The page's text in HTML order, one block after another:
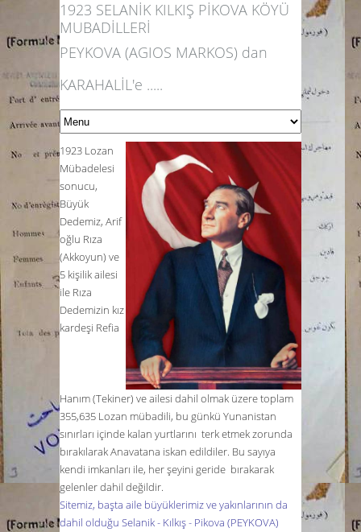
1923 SELANİK KILKIŞ PİKOVA KÖYÜ
MUBADİLLERİ
PEYKOVA (AGIOS MARKOS) dan
KARAHALİL'e .....
1923 Lozan
Mübadelesi
sonucu,
Büyük
Dedemiz, Arif
oğlu Rıza
(Akkoyun) ve
5 kişilik ailesi
ile Rıza
Dedemizin kız
kardeşi Refia
Hanım(Tekiner) ve ailesi dahil olmak üzere toplam
355,635 Lozan mübadili, bu günkü Yunanistan
sınırları içinde kalan yurtlarını terk etmek zorunda
bırakılarak Anavatana iskan edildiler. Bu sayıya
kendi imkanları ile, her şeyini geride bırakarak
gelenler dahil değildir.
Sitemiz, başta aile büyüklerimiz ve yakınlarının da
dahil olduğu Selanik - Kılkış - Pikova (PEYKOVA)